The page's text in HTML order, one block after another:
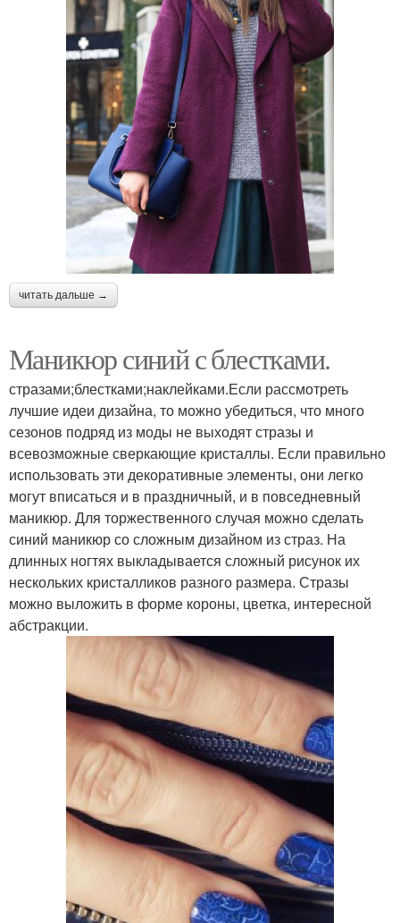
читать дальше →
Маникюр синий с блестками.
стразами;блестками;наклейками.Если рассмотреть
лучшие идеи дизайна, то можно убедиться, что много
сезонов подряд из моды не выходят стразы и
всевозможные сверкающие кристаллы. Если правильно
использовать эти декоративные элементы, они легко
могут вписаться и в праздничный, и в повседневный
маникюр. Для торжественного случая можно сделать
синий маникюр со сложным дизайном из страз. На
длинных ногтях выкладывается сложный рисунок их
нескольких кристалликов разного размера. Стразы
можно выложить в форме короны, цветка, интересной
абстракции.